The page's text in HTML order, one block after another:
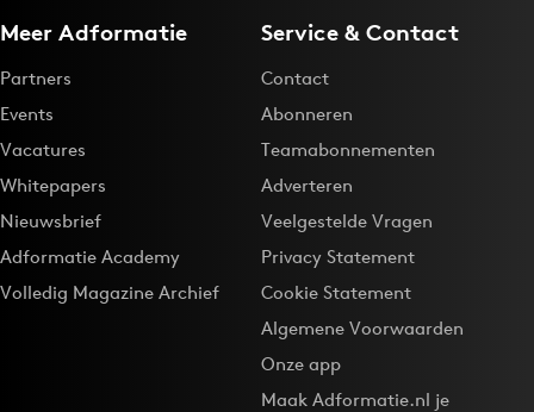
Meer Adformatie
Partners
Events
Vacatures
Whitepapers
Nieuwsbrief
Adformatie Academy
Volledig Magazine Archief
Service & Contact
Contact
Abonneren
Teamabonnementen
Adverteren
Veelgestelde Vragen
Privacy Statement
Cookie Statement
Algemene Voorwaarden
Onze app
Maak Adformatie.nl je